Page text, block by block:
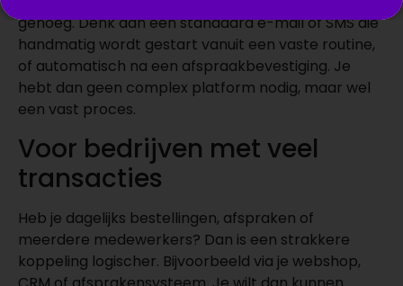
genoeg. Denk aan een standaard e-mail of SMS die
handmatig wordt gestart vanuit een vaste routine,
of automatisch na een afspraakbevestiging. Je
hebt dan geen complex platform nodig, maar wel
een vast proces.
Voor bedrijven met veel
transacties
Heb je dagelijks bestellingen, afspraken of
meerdere medewerkers? Dan is een strakkere
koppeling logischer. Bijvoorbeeld via je webshop,